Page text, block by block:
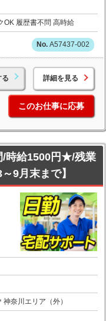
OK 履歴書不問 高時給
A57437-002
詳細を見る
このお仕事に応募
/時給1500円★/残業
9月末まで】
奈川エリア（外）